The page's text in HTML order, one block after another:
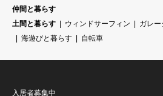
仲間と暮らす
土間と暮らす
ウィンドサーフィン ガレ
海遊びと暮らす
自転車
入居者募集中